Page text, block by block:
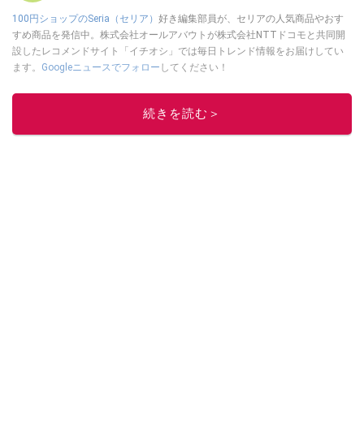
100円ショップのSeria（セリア） 好き編集部員が、セリアの人気商品やおす
すめ商品を発信中。株式会社オールアバウトが株式会社NTTドコモと共同開
設したレコメンドサイト「イチオシ」では毎日トレンド情報をお届けしてい
ます。 Googleニュースでフォロー してください！
このイチオシストの他の記事を読む
続きを読む＞